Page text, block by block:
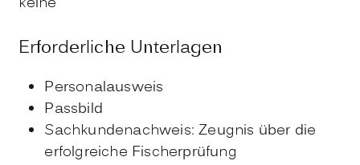
Erforderliche Unterlagen
Personalausweis
Passbild
Sachkundenachweis: Zeugnis über die
erfolgreiche Fischerprüfung